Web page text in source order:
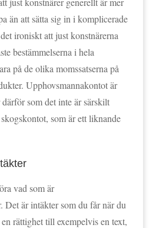
än att sätta sig in i komplicerade
ironiskt att just konstnärerna
bestämmelserna i hela
på de olika momssatserna på
Upphovsmannakontot är
som det inte är särskilt
som är ett liknande
vad som är
Det är intäkter som du får när du
rättighet till exempelvis en text,